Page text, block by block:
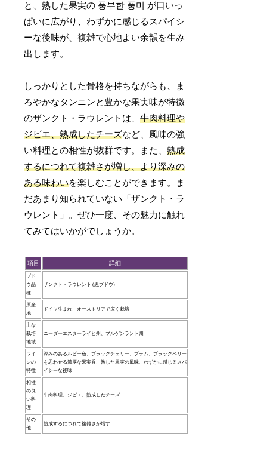
と、熟した果実の 풍부한 풍미 が口いっ
ぱいに広がり、わずかに感じるスパイシ
ーな後味が、複雑で心地よい余韻を生み
出します。
しっかりとした骨格を持ちながらも、ま
ろやかなタンニンと豊かな果実味が特徴
のザンクト・ラウレントは、牛肉料理や
ジビエ、熟成したチーズなど、風味の強
い料理との相性が抜群です。また、熟成
するにつれて複雑さが増し、より深みの
ある味わいを楽しむことができます。ま
だあまり知られていない「ザンクト・ラ
ウレント」。ぜひ一度、その魅力に触れ
てみてはいかがでしょうか。
項目 詳細
ブド
ウ品
種
ザンクト・ラウレント (黒ブドウ)
原産
地
ドイツ生まれ、オーストリアで広く栽培
主な
栽培
地域
ニーダーエスターライヒ州、ブルゲンラント州
ワイ
ンの
特徴
深みのあるルビー色、ブラックチェリー、プラム、ブラックベリー
を思わせる濃厚な果実香、熟した果実の風味、わずかに感じるスパ
イシーな後味
相性
の良
い料
理
牛肉料理、ジビエ、熟成したチーズ
その
他
熟成するにつれて複雑さが増す